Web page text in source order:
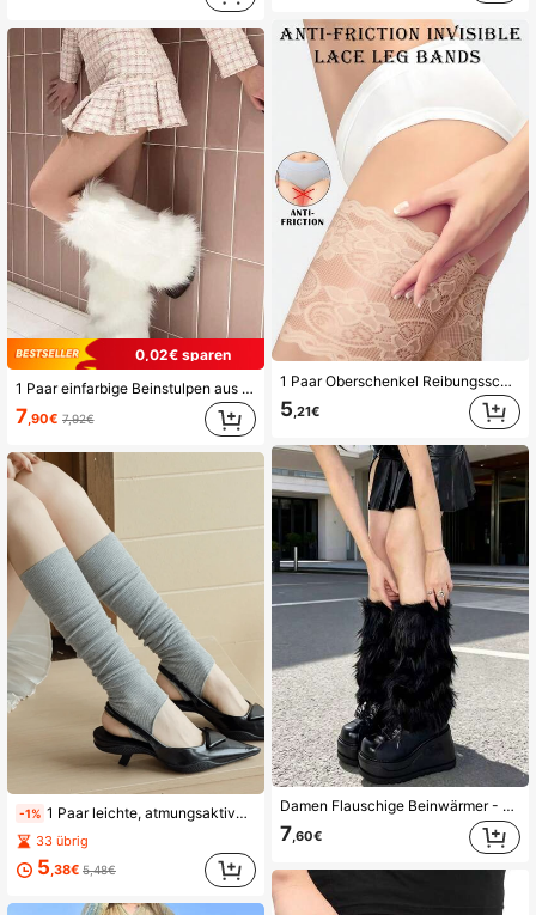
0,02€ sparen
1 Paar einfarbige Beinstulpen aus Kunstfell, warme flauschige Stiefelüberzüge für Frauen
7,90€ 7,92€
-1% 1 Paar leichte, atmungsaktive Damen Ballett-Stil Knöchel-Beinwärmer in Unifarbe, lässig & vielseitig einsetzbar als Weihnachtsgeschenk
33 übrig
5 ,38€ 5,48€
1 Paar Oberschenkel Reibungsschutz, dünne Spitzen-Oberschenkel-Ärmel zur Vermeidung von Reibung und Narbenbildung, geeignet für Große Größen
5 ,21€
Damen Flauschige Beinwärmer - Weich & Plüschig Stiefelüberzüge, ideal für Halloween und Weihnachtsmann Kostüme im Winter
7,60€